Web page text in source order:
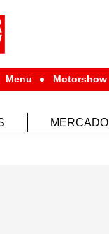
Menu Motorshow
MERCADO